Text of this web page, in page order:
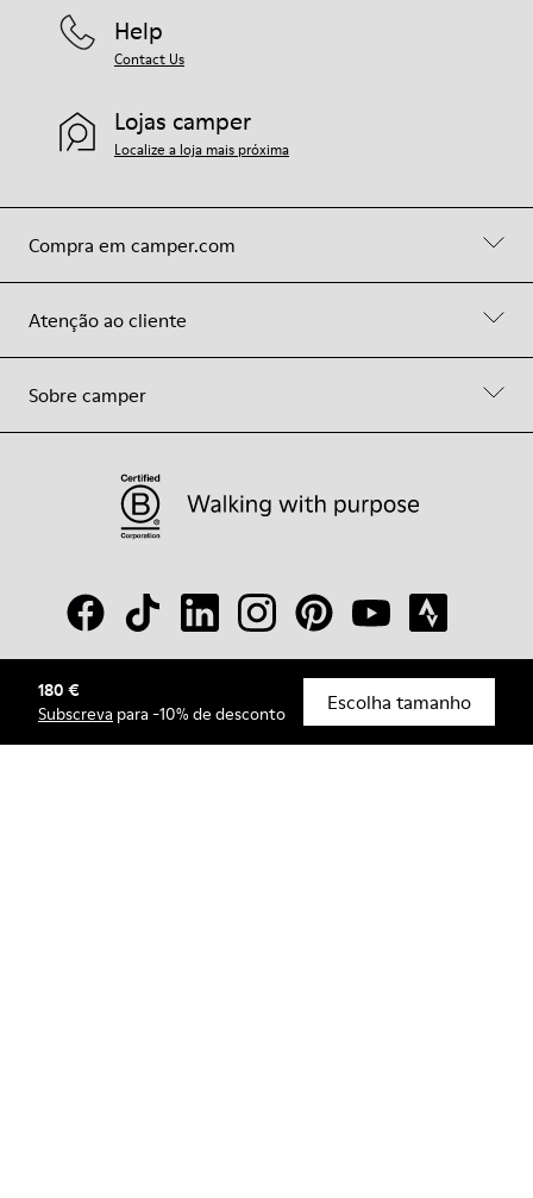
180 €
Subscreva para -10% de desconto Escolha tamanho
Compra em camper.com
Atenção ao cliente
Sobre camper
Help
Contact Us
Lojas camper
Localize a loja mais próxima
© Camper, 2026